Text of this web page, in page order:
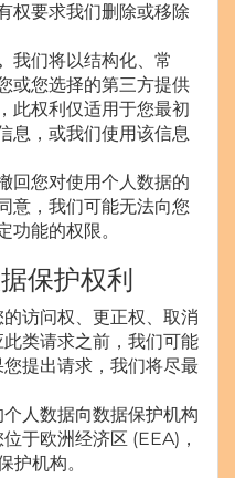
权要求我们删除或移除
我们将以结构化、常
或您选择的第三方提供
此权利仅适用于您最初
息，或我们使用该信息
回您对使用个人数据的
意，我们可能无法向您
功能的权限。
保护权利
访问权、更正权、取消
类请求之前，我们可能
提出请求，我们将尽最
人数据向数据保护机构
于欧洲经济区 (EEA)，
护机构。